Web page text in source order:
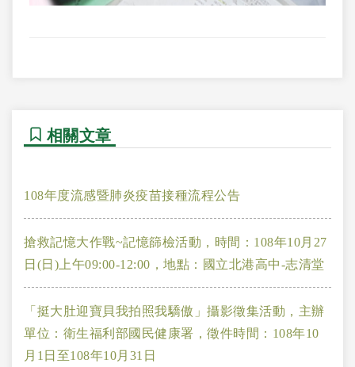
相關文章
108年度流感暨肺炎疫苗接種流程公告
搶救記憶大作戰~記憶篩檢活動，時間：108年10月27
日(日)上午09:00-12:00，地點：國立北港高中-志清堂
「挺大肚迎寶貝我拍照我驕傲」攝影徵集活動，主辦
單位：衛生福利部國民健康署，徵件時間：108年10
月1日至108年10月31日